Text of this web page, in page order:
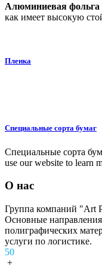
Алюминиевая фольга
как имеет высокую
Пленка
Специальные сорта бумаг
Специальные сорта
use our website to learn
О нас
Группа компаний "Аrt
Основные
полиграфических
услуги по логистике.
50
+